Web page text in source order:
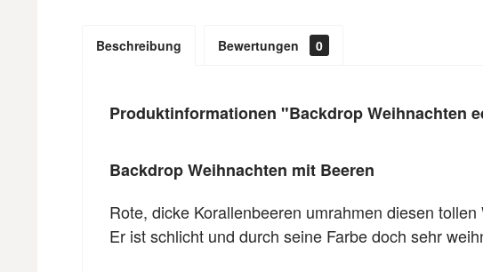
Beschreibung Bewertungen 0
Produktinformationen "Backdrop Weihnachten
Backdrop Weihnachten mit Beeren
Rote, dicke Korallenbeeren umrahmen diesen
Er ist schlicht und durch seine Farbe doch sehr